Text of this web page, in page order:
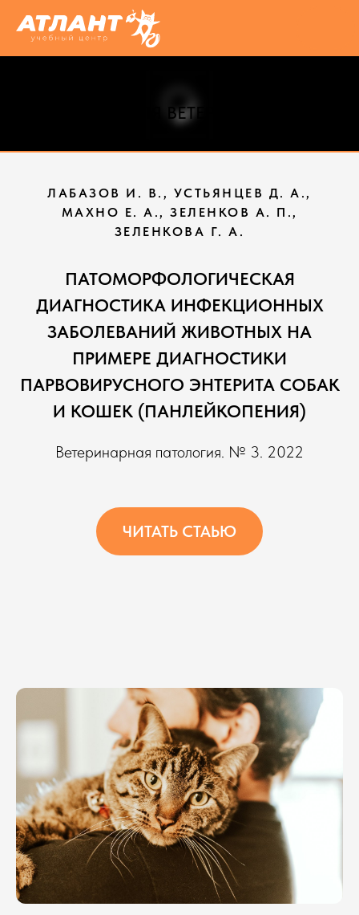
СТАТЬИ ДЛЯ ВЕТЕРИНАРНЫХ
ЛАБАЗОВ И. В., УСТЬЯНЦЕВ Д. А.,
МАХНО Е. А., ЗЕЛЕНКОВ А. П.,
ЗЕЛЕНКОВА Г. А.
ПАТОМОРФОЛОГИЧЕСКАЯ
ДИАГНОСТИКА ИНФЕКЦИОННЫХ
ЗАБОЛЕВАНИЙ ЖИВОТНЫХ НА
ПРИМЕРЕ ДИАГНОСТИКИ
ПАРВОВИРУСНОГО ЭНТЕРИТА СОБАК
И КОШЕК (ПАНЛЕЙКОПЕНИЯ)
Ветеринарная патология. № 3. 2022
ЧИТАТЬ СТАЬЮ